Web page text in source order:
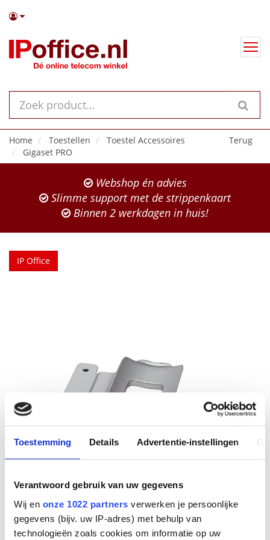
Toestemming Details Advertentie-instellingen
Verantwoord gebruik van uw gegevens
Wij en onze 1022 partners verwerken je persoonlijke
gegevens (bijv. uw IP-adres) met behulp van
technologieën zoals cookies om informatie op uw
Terug
Home Toestellen
Toestel Accessoires
Gigaset PRO
Webshop én advies
Slimme support met de strippenkaart
Binnen 2 werkdagen in huis!
IP Office